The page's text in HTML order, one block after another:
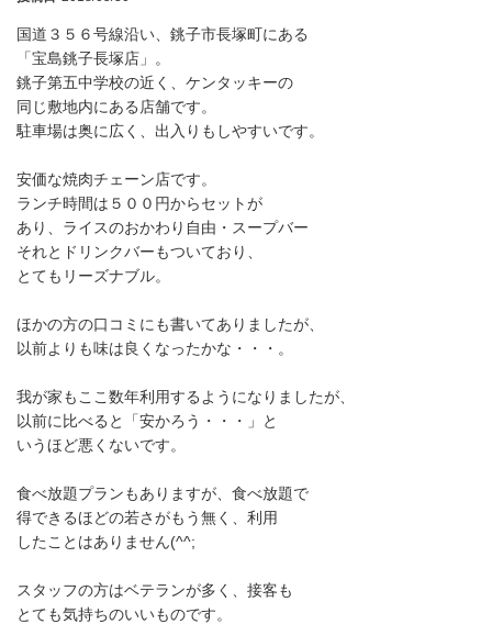
国道３５６号線沿い、銚子市長塚町にある
「宝島銚子長塚店」。
銚子第五中学校の近く、ケンタッキーの
同じ敷地内にある店舗です。
駐車場は奥に広く、出入りもしやすいです。
安価な焼肉チェーン店です。
ランチ時間は５００円からセットが
あり、ライスのおかわり自由・スープバー
それとドリンクバーもついており、
とてもリーズナブル。
ほかの方の口コミにも書いてありましたが、
以前よりも味は良くなったかな・・・。
我が家もここ数年利用するようになりましたが、
以前に比べると「安かろう・・・」と
いうほど悪くないです。
食べ放題プランもありますが、食べ放題で
得できるほどの若さがもう無く、利用
したことはありません(^^;
スタッフの方はベテランが多く、接客も
とても気持ちのいいものです。